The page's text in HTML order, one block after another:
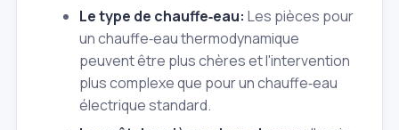
Le type de chauffe‑eau: Les pièces pour
un chauffe‑eau thermodynamique
peuvent être plus chères et l'intervention
plus complexe que pour un chauffe‑eau
électrique standard.